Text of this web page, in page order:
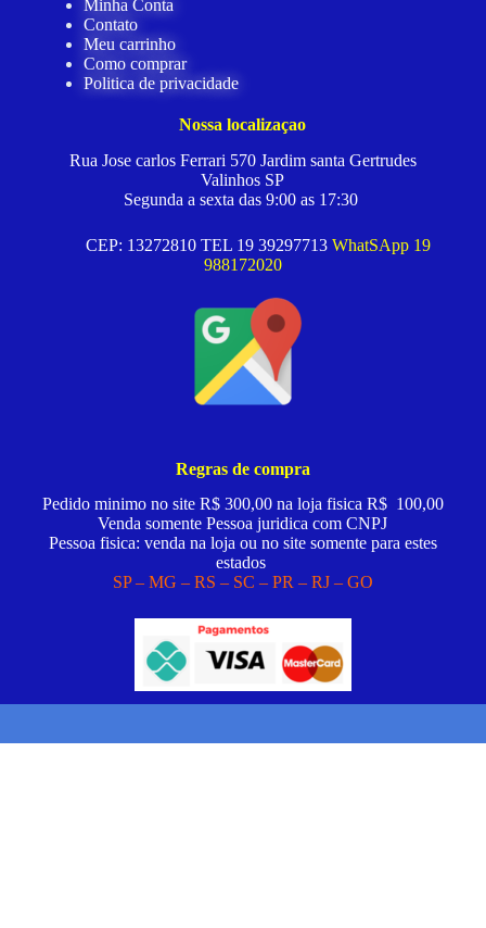
Minha Conta
Contato
Meu carrinho
Como comprar
Politica de privacidade
Nossa localizaçao
Rua Jose carlos Ferrari 570 Jardim santa Gertrudes
Valinhos SP
Segunda a sexta das 9:00 as 17:30
CEP: 13272810 TEL 19 39297713 WhatSApp 19
988172020
Regras de compra
Pedido minimo no site R$ 300,00 na loja fisica R$ 100,00
Venda somente Pessoa juridica com CNPJ
Pessoa fisica: venda na loja ou no site somente para estes
estados
SP – MG – RS – SC – PR – RJ – GO